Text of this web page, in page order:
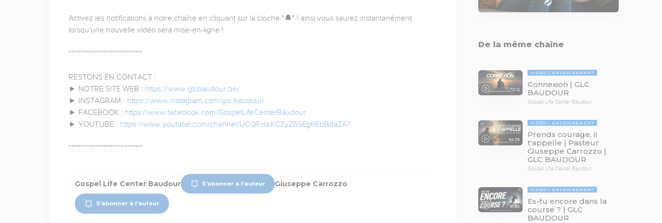
Activez les notifications à notre chaîne en cliquant sur la cloche "🔔" ! ainsi vous saurez instantanément
lorsqu'une nouvelle vidéo sera mise-en-ligne !
******************************
RESTONS EN CONTACT :
► NOTRE SITE WEB : https://www.glcbaudour.be/
► INSTAGRAM : https://www.instagram.com/glc.baudour/
► FACEBOOK : https://www.facebook.com/GospelLifeCenterBaudour
► YOUTUBE : https://www.youtube.com/channel/UCQFrskKCZyZ6SEg6EbBda2A?
******************************
Gospel Life Center Baudour S'abonner à l'auteur Giuseppe Carrozzo
S'abonner à l'auteur
De la même chaîne
70:12
VIDÉO ENSEIGNEMENT
Connexion | GLC
BAUDOUR
Gospel Life Center Baudour
64:39
VIDÉO ENSEIGNEMENT
Prends courage, il
t'appelle | Pasteur
Giuseppe Carrozzo |
GLC BAUDOUR
Gospel Life Center Baudour
61:34
VIDÉO ENSEIGNEMENT
Es-tu encore dans la
course ? | GLC
BAUDOUR